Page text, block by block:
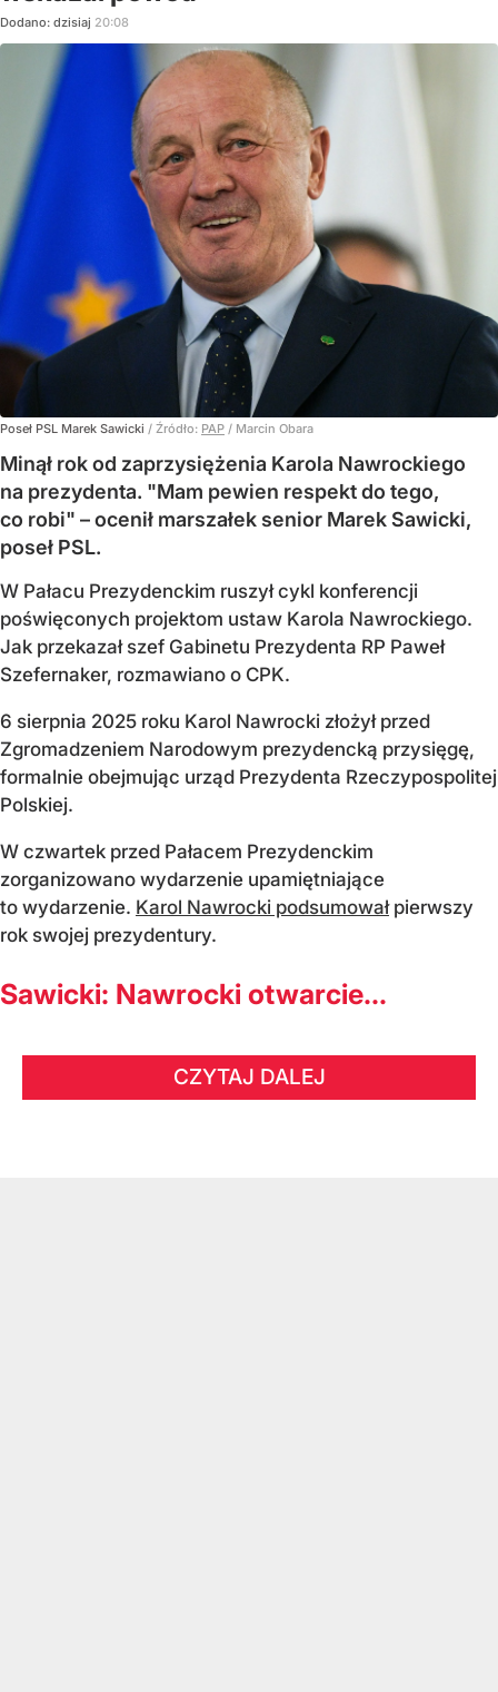
Dodano: dzisiaj 20:08
Poseł PSL Marek Sawicki / Źródło: PAP / Marcin Obara
Minął rok od zaprzysiężenia Karola Nawrockiego
na prezydenta. "Mam pewien respekt do tego,
co robi" – ocenił marszałek senior Marek Sawicki,
poseł PSL.
W Pałacu Prezydenckim ruszył cykl konferencji
poświęconych projektom ustaw Karola Nawrockiego.
Jak przekazał szef Gabinetu Prezydenta RP Paweł
Szefernaker, rozmawiano o CPK.
6 sierpnia 2025 roku Karol Nawrocki złożył przed
Zgromadzeniem Narodowym prezydencką przysięgę,
formalnie obejmując urząd Prezydenta Rzeczypospolitej
Polskiej.
W czwartek przed Pałacem Prezydenckim
zorganizowano wydarzenie upamiętniające
to wydarzenie. Karol Nawrocki podsumowałpierwszy
rok swojej prezydentury.
Sawicki: Nawrocki otwarcie...
CZYTAJ DALEJ